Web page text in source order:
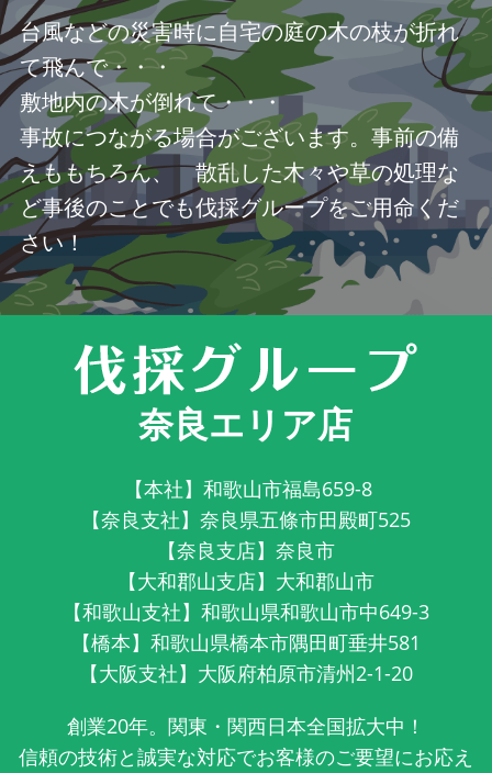
台風などの災害時に自宅の庭の木の枝が折れ
て飛んで・・・
敷地内の木が倒れて・・・
事故につながる場合がございます。事前の備
えももちろん、 散乱した木々や草の処理な
ど事後のことでも伐採グループをご用命くだ
さい！
奈良エリア店
【本社】和歌山市福島659-8
【奈良支社】奈良県五條市田殿町525
【奈良支店】奈良市
【大和郡山支店】大和郡山市
【和歌山支社】和歌山県和歌山市中649-3
【橋本】和歌山県橋本市隅田町垂井581
【大阪支社】大阪府柏原市清州2-1-20
創業20年。関東・関西日本全国拡大中！
信頼の技術と誠実な対応でお客様のご要望にお応え